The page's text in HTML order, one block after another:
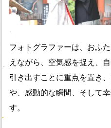
フォトグラファーは、おふ
えながら、空気感を捉え、
引き出すことに重点を置き
や、感動的な瞬間、そして
す。